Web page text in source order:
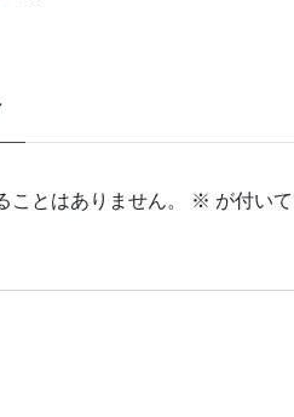
ことはありません。 ※ が付い